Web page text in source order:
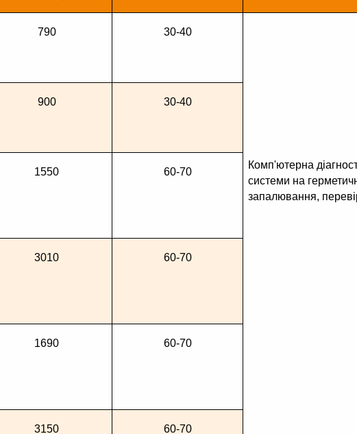
790 30-40
Комп'ютерна
системи на
запалювання,
900 30-40
1550 60-70
3010 60-70
1690 60-70
3150 60-70